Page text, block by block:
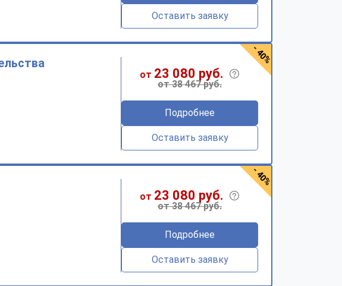
Оставить заявку
от 23 080 руб.
от 38 467 руб.
Подробнее
Оставить заявку
- 40%
от 23 080 руб.
от 38 467 руб.
Подробнее
Оставить заявку
- 40%